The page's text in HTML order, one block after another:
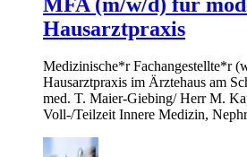
Hausarztpraxis
Medizinische*r Fachangestellte*r
Hausarztpraxis im Ärztehaus am
med. T. Maier-Giebing/ Herr M.
Voll-/Teilzeit Innere Medizin,